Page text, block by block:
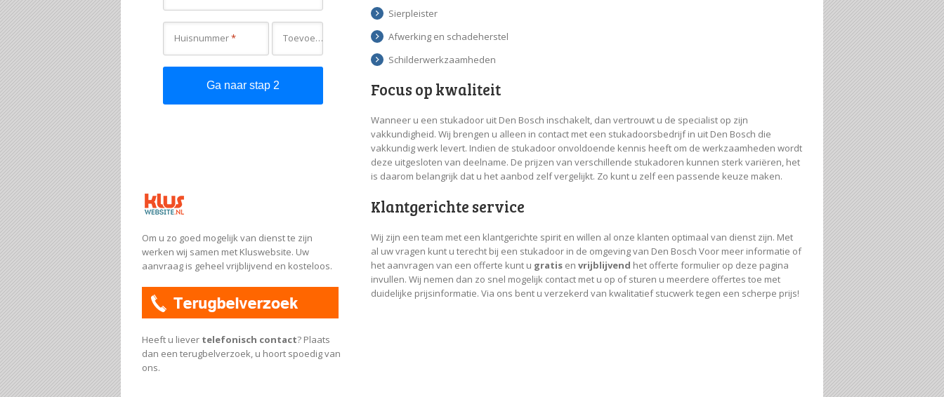
Huisnummer* Toevoeging
Om u zo goed mogelijk van dienst te zijn
werken wij samen met Kluswebsite. Uw
aanvraag is geheel vrijblijvend en kosteloos.
Heeft u liever telefonisch contact? Plaats
dan een terugbelverzoek, u hoort spoedig van
ons.
Sierpleister
Afwerking en schadeherstel
Schilderwerkzaamheden
Focus op kwaliteit
Wanneer u een stukadoor uit Den Bosch inschakelt, dan vertrouwt u de specialist op zijn
vakkundigheid. Wij brengen u alleen in contact met een stukadoorsbedrijf in uit Den Bosch die
vakkundig werk levert. Indien de stukadoor onvoldoende kennis heeft om de werkzaamheden wordt
deze uitgesloten van deelname. De prijzen van verschillende stukadoren kunnen sterk variëren, het
is daarom belangrijk dat u het aanbod zelf vergelijkt. Zo kunt u zelf een passende keuze maken.
Klantgerichte service
Wij zijn een team met een klantgerichte spirit en willen al onze klanten optimaal van dienst zijn. Met
al uw vragen kunt u terecht bij een stukadoor in de omgeving van Den Bosch Voor meer informatie of
het aanvragen van een offerte kunt u gratisen vrijblijvend het offerte formulier op deze pagina
invullen. Wij nemen dan zo snel mogelijk contact met u op of sturen u meerdere offertes toe met
duidelijke prijsinformatie. Via ons bent u verzekerd van kwalitatief stucwerk tegen een scherpe prijs!